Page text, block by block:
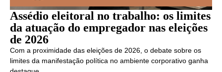
Assédio eleitoral no trabalho: os limites
da atuação do empregador nas eleições
de 2026
Com a proximidade das eleições de 2026, o debate sobre os
limites da manifestação política no ambiente corporativo ganha